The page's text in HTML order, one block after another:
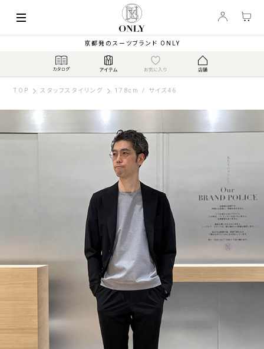
京都発のスーツブランド ONLY
TOP スタッフスタイリング 178cm / サイズ46